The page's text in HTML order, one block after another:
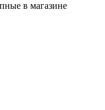
в магазине